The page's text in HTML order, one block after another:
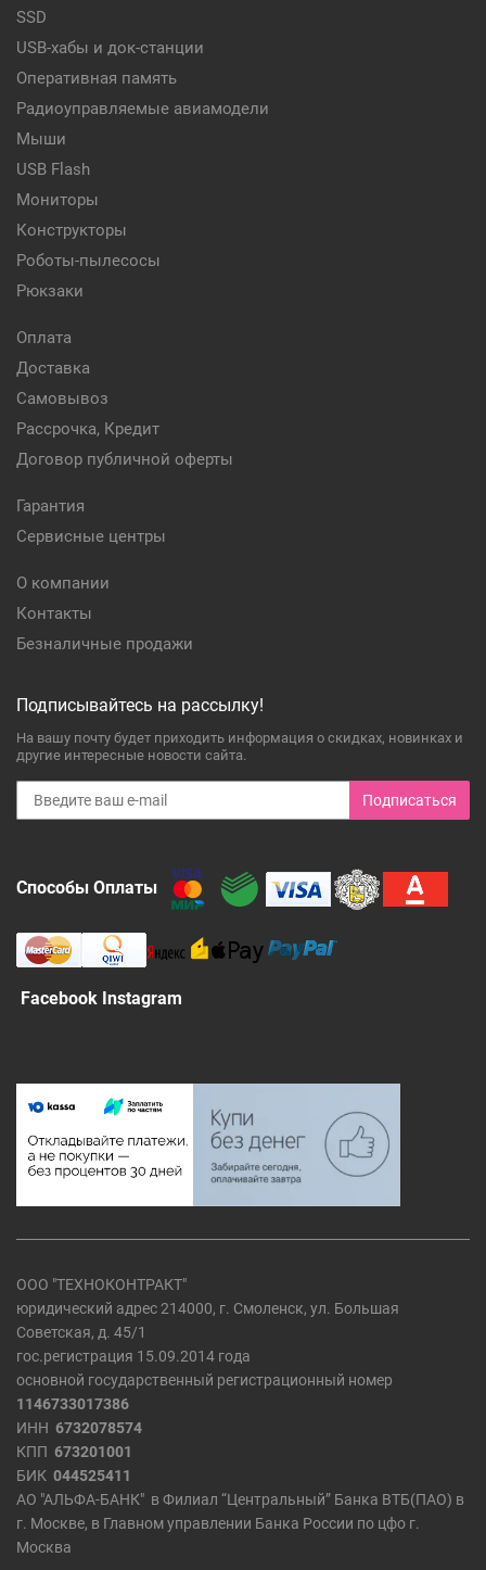
SSD
USB-хабы и док-станции
Оперативная память
Радиоуправляемые авиамодели
Мыши
USB Flash
Мониторы
Конструкторы
Роботы-пылесосы
Рюкзаки
Оплата
Доставка
Самовывоз
Рассрочка, Кредит
Договор публичной оферты
Гарантия
Сервисные центры
О компании
Контакты
Безналичные продажи
Подписывайтесь на рассылку!
На вашу почту будет приходить информация о скидках, новинках и
другие интересные новости сайта.
Подписаться
Способы Оплаты
Facebook Instagram
ООО "ТЕХНОКОНТРАКТ"
юридический адрес 214000, г. Смоленск, ул. Большая
Советская, д. 45/1
гос.регистрация 15.09.2014 года
основной государственный регистрационный номер
1146733017386
ИНН 6732078574
КПП 673201001
БИК 044525411
АО "АЛЬФА-БАНК" в Филиал “Центральный” Банка ВТБ(ПАО) в
г. Москве, в Главном управлении Банка России по цфо г.
Москва